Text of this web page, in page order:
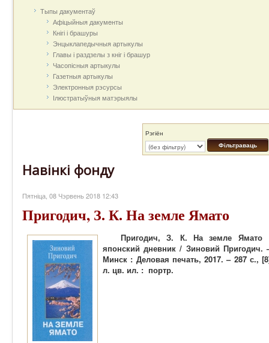
Тыпы дакументаў
Афіцыйныя дакумeнты
Кнігі і брашуры
Энцыклапедычныя артыкулы
Главы і раздзелы з кніг і брашур
Часопісныя артыкулы
Газетныя артыкулы
Электронныя рэсурсы
Ілюстратыўныя матэрыялы
Фільтраваць
Рэгіён
Навінкі фонду
Пятніца, 08 Чэрвень 2018 12:43
Пригодич, З. К. На земле Ямато
Пригодич, З. К. На земле Ямато
японский дневник / Зиновий Пригодич.
Минск : Деловая печать, 2017. – 287 с.,
л. цв. ил. : портр.